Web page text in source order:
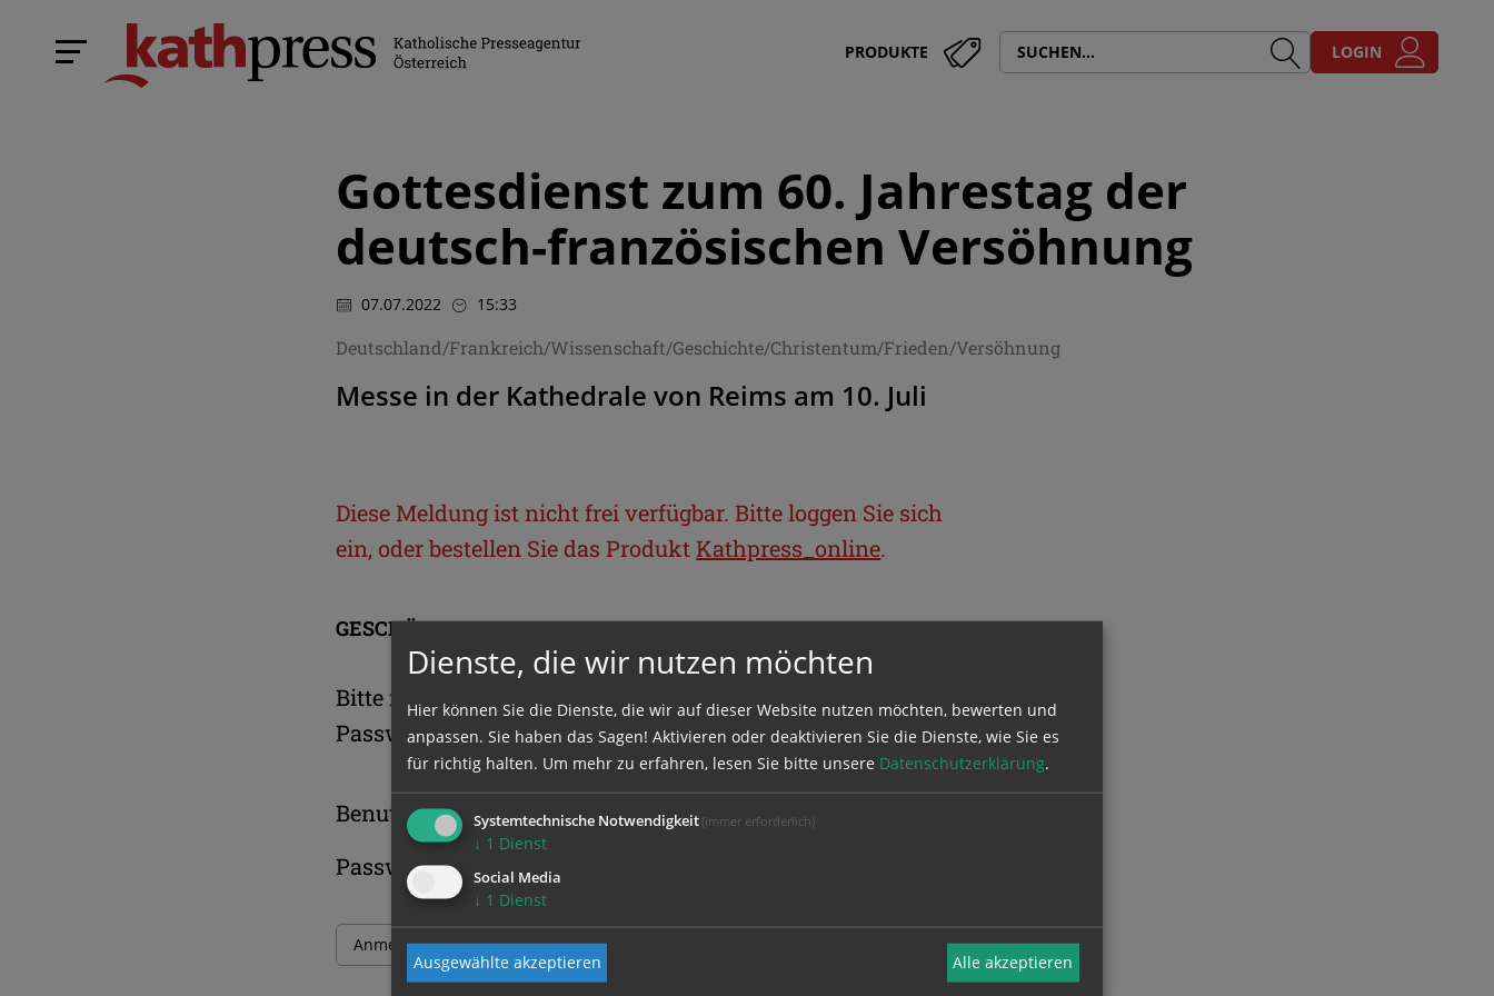
PRODUKTE LOGIN
Gottesdienst zum 60. Jahrestag der
deutsch-französischen Versöhnung
07.07.2022 15:33
Deutschland/Frankreich/Wissenschaft/Geschichte/Christentum/Frieden/Versöhnung
Messe in der Kathedrale von Reims am 10. Juli
Diese Meldung ist nicht frei verfügbar. Bitte loggen Sie sich
ein, oder bestellen Sie das Produkt Kathpress_online.
GESCHÜTZTER BEREICH
Bitte melden Sie sich mit Ihrem Benutzernamen und
Passwort an.
Benutzername
Passwort
Dienste, die wir nutzen möchten
Hier können Sie die Dienste, die wir auf dieser Website nutzen möchten, bewerten und
anpassen. Sie haben das Sagen! Aktivieren oder deaktivieren Sie die Dienste, wie Sie es
für richtig halten. Um mehr zu erfahren, lesen Sie bitte unsere Datenschutzerklärung.
Systemtechnische Notwendigkeit (immer erforderlich)
↓ 1 Dienst
Social Media
↓ 1 Dienst
Ausgewählte akzeptieren Alle akzeptieren